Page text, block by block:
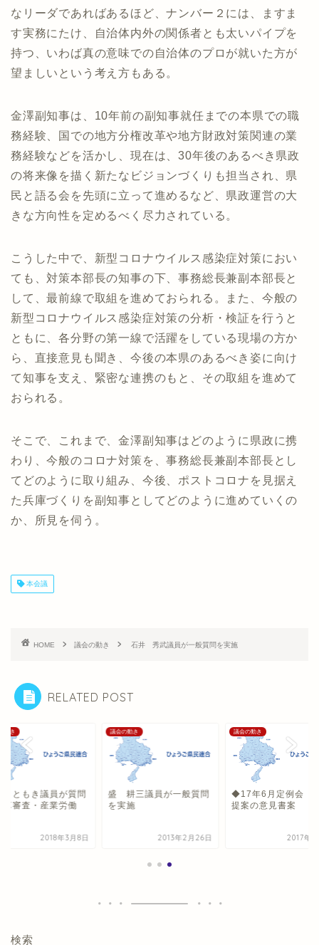
なリーダであればあるほど、ナンバー２には、ますま
す実務にたけ、自治体内外の関係者とも太いパイプを
持つ、いわば真の意味での自治体のプロが就いた方が
望ましいという考え方もある。
金澤副知事は、10年前の副知事就任までの本県での職
務経験、国での地方分権改革や地方財政対策関連の業
務経験などを活かし、現在は、30年後のあるべき県政
の将来像を描く新たなビジョンづくりも担当され、県
民と語る会を先頭に立って進めるなど、県政運営の大
きな方向性を定めるべく尽力されている。
こうした中で、新型コロナウイルス感染症対策におい
ても、対策本部長の知事の下、事務総長兼副本部長と
して、最前線で取組を進めておられる。また、今般の
新型コロナウイルス感染症対策の分析・検証を行うと
ともに、各分野の第一線で活躍をしている現場の方か
ら、直接意見も聞き、今後の本県のあるべき姿に向け
て知事を支え、緊密な連携のもと、その取組を進めて
おられる。
そこで、これまで、金澤副知事はどのように県政に携
わり、今般のコロナ対策を、事務総長兼副本部長とし
てどのように取り組み、今後、ポストコロナを見据え
た兵庫づくりを副知事としてどのように進めていくの
か、所見を伺う。
本会議
HOME 議会の動き 石井 秀武議員が一般質問を実施
RELATED POST
動き
ともき議員が質問
算審査・産業労働
2018年3月8日
議会の動き
盛 耕三議員が一般質問
を実施
2013年2月26日
議会の動き
◆17年6月定例会
提案の意見書案
2017年6
検索